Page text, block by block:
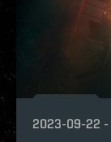
2023-09-22 -